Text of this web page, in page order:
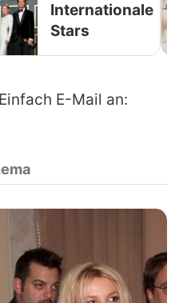
Internationale
Stars
E-Mail an: